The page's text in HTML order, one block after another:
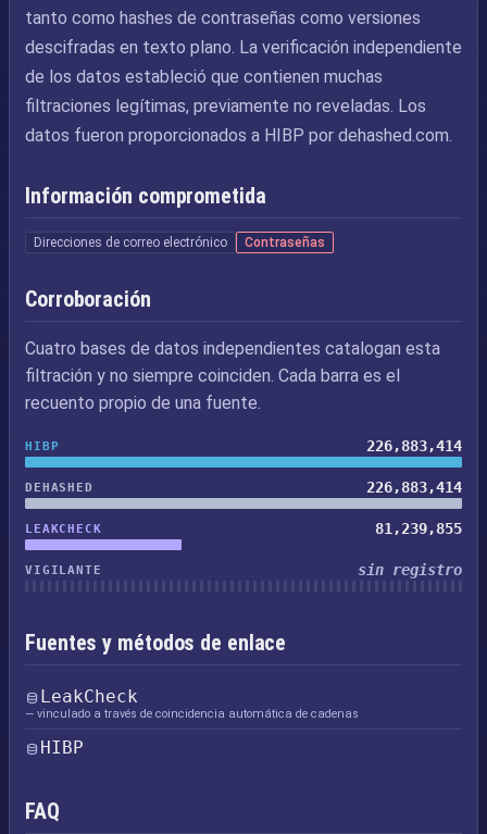
tanto como hashes de contraseñas como versiones
descifradas en texto plano. La verificación independiente
de los datos estableció que contienen muchas
filtraciones legítimas, previamente no reveladas. Los
datos fueron proporcionados a HIBP por dehashed.com.
Información comprometida
Direcciones de correo electrónico Contraseñas
Corroboración
Cuatro bases de datos independientes catalogan esta
filtración y no siempre coinciden. Cada barra es el
recuento propio de una fuente.
HIBP 226,883,414
DEHASHED 226,883,414
LEAKCHECK 81,239,855
VIGILANTE sin registro
Fuentes y métodos de enlace
LeakCheck
— vinculado a través de coincidencia automática de cadenas
HIBP
FAQ